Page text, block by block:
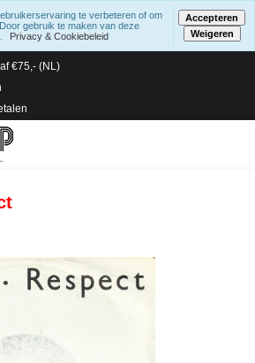
werkdagen
€75,- (NL)
te verbeteren of om
gebruik te maken van deze
Privacy & Cookiebeleid
Accepteren
Weigeren